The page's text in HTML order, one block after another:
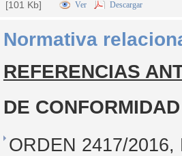
[101 Kb] Ver Descargar
Normativa
REFERENCIAS
DE
ORDEN 2417/